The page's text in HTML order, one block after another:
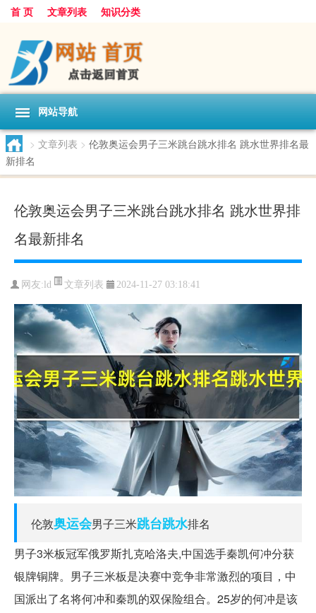
首 页 文章列表 知识分类
网站导航
> 文章列表 > 伦敦奥运会男子三米跳台跳水排名 跳水世界排名最
新排名
伦敦奥运会男子三米跳台跳水排名 跳水世界排
名最新排名
网友:ld 文章列表 2024-11-27 03:18:41
伦敦奥运会男子三米跳台跳水排名
男子3米板冠军俄罗斯扎克哈洛夫,中国选手秦凯何冲分获
银牌铜牌。男子三米板是决赛中竞争非常激烈的项目，中
国派出了名将何冲和秦凯的双保险组合。25岁的何冲是该